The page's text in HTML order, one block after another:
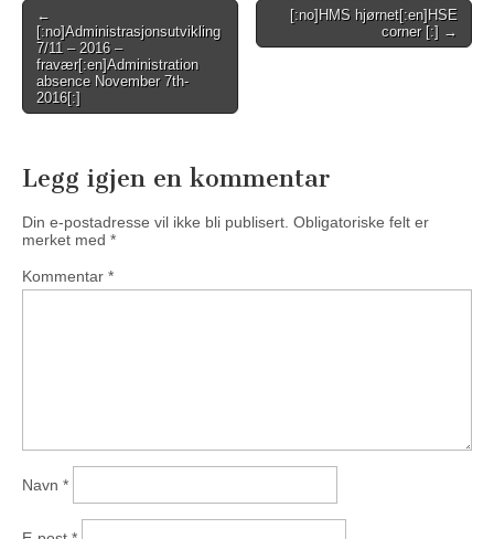
Post
navigation
←
[:no]Administrasjonsutvikling
7/11 – 2016 –
fravær[:en]Administration
absence November 7th-
2016[:]
[:no]HMS hjørnet[:en]HSE
corner [:] →
Legg igjen en kommentar
Din e-postadresse vil ikke bli publisert. Obligatoriske felt er
merket med *
Kommentar *
Navn *